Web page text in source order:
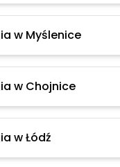
w Myślenice
w Chojnice
w Łódź